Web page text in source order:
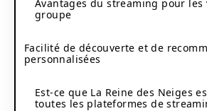
Avantages du streaming pour les
groupe
Facilité de découverte et de
personnalisées
Est-ce que La Reine des Neiges
toutes les plateformes de